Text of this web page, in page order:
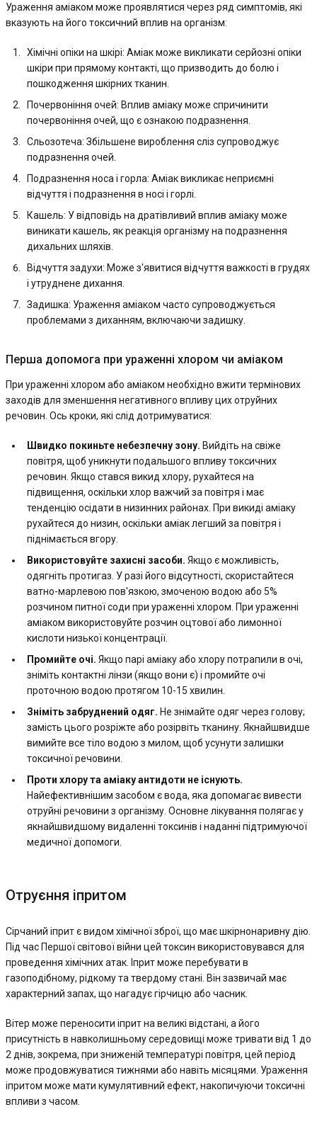
Ураження аміаком може проявлятися через ряд симптомів, які
вказують на його токсичний вплив на організм:
Хімічні опіки на шкірі: Аміак може викликати серйозні опіки
шкіри при прямому контакті, що призводить до болю і
пошкодження шкірних тканин.
Почервоніння очей: Вплив аміаку може спричинити
почервоніння очей, що є ознакою подразнення.
Сльозотеча: Збільшене вироблення сліз супроводжує
подразнення очей.
Подразнення носа і горла: Аміак викликає неприємні
відчуття і подразнення в носі і горлі.
Кашель: У відповідь на дратівливий вплив аміаку може
виникати кашель, як реакція організму на подразнення
дихальних шляхів.
Відчуття задухи: Може з'явитися відчуття важкості в грудях
і утруднене дихання.
Задишка: Ураження аміаком часто супроводжується
проблемами з диханням, включаючи задишку.
Перша допомога при ураженні хлором чи аміаком
При ураженні хлором або аміаком необхідно вжити термінових
заходів для зменшення негативного впливу цих отруйних
речовин. Ось кроки, які слід дотримуватися:
Швидко покиньте небезпечну зону. Вийдіть на свіже
повітря, щоб уникнути подальшого впливу токсичних
речовин. Якщо стався викид хлору, рухайтеся на
підвищення, оскільки хлор важчий за повітря і має
тенденцію осідати в низинних районах. При викиді аміаку
рухайтеся до низин, оскільки аміак легший за повітря і
піднімається вгору.
Використовуйте захисні засоби. Якщо є можливість,
одягніть протигаз. У разі його відсутності, скористайтеся
ватно-марлевою пов'язкою, змоченою водою або 5%
розчином питної соди при ураженні хлором. При ураженні
аміаком використовуйте розчин оцтової або лимонної
кислоти низької концентрації.
Промийте очі. Якщо парі аміаку або хлору потрапили в очі,
зніміть контактні лінзи (якщо вони є) і промийте очі
проточною водою протягом 10-15 хвилин.
Зніміть забруднений одяг. Не знімайте одяг через голову;
замість цього розріжте або розірвіть тканину. Якнайшвидше
вимийте все тіло водою з милом, щоб усунути залишки
токсичної речовини.
Проти хлору та аміаку антидоти не існують.
Найефективнішим засобом є вода, яка допомагає вивести
отруйні речовини з організму. Основне лікування полягає у
якнайшвидшому видаленні токсинів і наданні підтримуючої
медичної допомоги.
Отруєння іпритом
Сірчаний іприт є видом хімічної зброї, що має шкірнонаривну дію.
Під час Першої світової війни цей токсин використовувався для
проведення хімічних атак. Іприт може перебувати в
газоподібному, рідкому та твердому стані. Він зазвичай має
характерний запах, що нагадує гірчицю або часник.
Вітер може переносити іприт на великі відстані, а його
присутність в навколишньому середовищі може тривати від 1 до
2 днів, зокрема, при зниженій температурі повітря, цей період
може продовжуватися тижнями або навіть місяцями. Ураження
іпритом може мати кумулятивний ефект, накопичуючи токсичні
впливи з часом.